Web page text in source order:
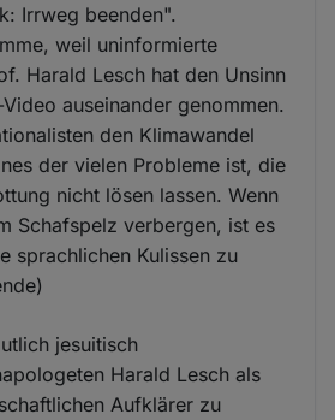
Irrweg beenden".
weil uninformierte
Harald Lesch hat den Unsinn
auseinander genommen.
den Klimawandel
der vielen Probleme ist, die
nicht lösen lassen. Wenn
Schafspelz verbergen, ist es
sprachlichen Kulissen zu
jesuitisch
Harald Lesch als
Aufklärer zu